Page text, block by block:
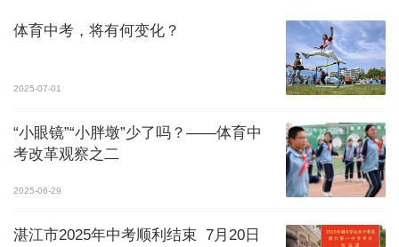
体育中考，将有何变化？
2025-07-01
“小眼镜”“小胖墩”少了吗？——体育中
考改革观察之二
2025-06-29
湛江市2025年中考顺利结束 7月20日